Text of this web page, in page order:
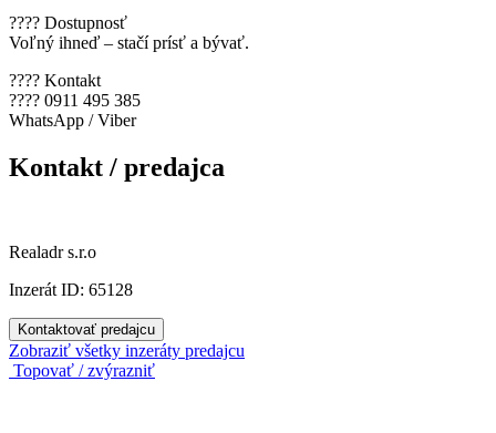
???? Dostupnosť
Voľný ihneď – stačí prísť a bývať.
???? Kontakt
???? 0911 495 385
WhatsApp / Viber
Kontakt / predajca
Realadr s.r.o
Inzerát ID: 65128
Kontaktovať predajcu
Zobraziť všetky inzeráty predajcu
Topovať / zvýrazniť